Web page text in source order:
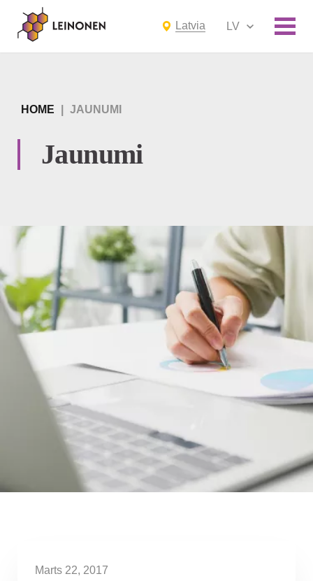
Latvia LV
HOME JAUNUMI
Jaunumi
Marts 22, 2017